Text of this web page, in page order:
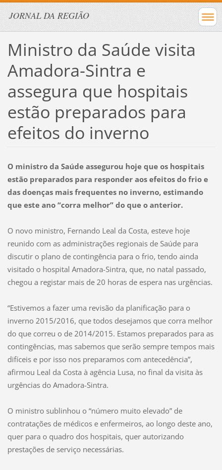
JORNAL DA REGIÃO
Ministro da Saúde visita
Amadora-Sintra e
assegura que hospitais
estão preparados para
efeitos do inverno
O ministro da Saúde assegurou hoje que os hospitais
estão preparados para responder aos efeitos do frio e
das doenças mais frequentes no inverno, estimando
que este ano “corra melhor” do que o anterior.
O novo ministro, Fernando Leal da Costa, esteve hoje
reunido com as administrações regionais de Saúde para
discutir o plano de contingência para o frio, tendo ainda
visitado o hospital Amadora-Sintra, que, no natal passado,
chegou a registar mais de 20 horas de espera nas urgências.
“Estivemos a fazer uma revisão da planificação para o
inverno 2015/2016, que todos desejamos que corra melhor
do que correu o de 2014/2015. Estamos preparados para as
contingências, mas sabemos que serão sempre tempos mais
difíceis e por isso nos preparamos com antecedência”,
afirmou Leal da Costa à agência Lusa, no final da visita às
urgências do Amadora-Sintra.
O ministro sublinhou o “número muito elevado” de
contratações de médicos e enfermeiros, ao longo deste ano,
quer para o quadro dos hospitais, quer autorizando
prestações de serviço necessárias.